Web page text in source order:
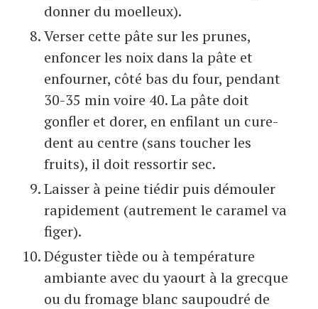
donner du moelleux).
Verser cette pâte sur les prunes,
enfoncer les noix dans la pâte et
enfourner, côté bas du four, pendant
30-35 min voire 40. La pâte doit
gonfler et dorer, en enfilant un cure-
dent au centre (sans toucher les
fruits), il doit ressortir sec.
Laisser à peine tiédir puis démouler
rapidement (autrement le caramel va
figer).
Déguster tiède ou à température
ambiante avec du yaourt à la grecque
ou du fromage blanc saupoudré de